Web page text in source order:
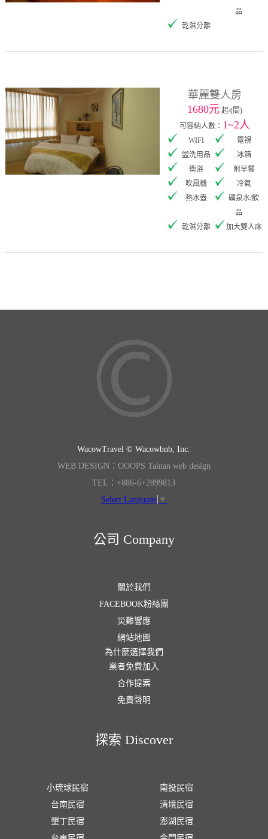
品
乾濕分離
華麗雙人房
1680元 起/(間)
可容納人數： 1~2人
WIFI
電視
盥洗用品
冰箱
衛浴
附早餐
吹風機
冷氣
熱水壺
礦泉水/飲
品
乾濕分離
加大雙人床
WacowTravel © Wacowbnb, Inc.
WEB DESIGN：OOOPS Tainan web design
TEL：+886-6+2899813
Select Language ▼
公司 Company
關於我們
FACEBOOK粉絲團
災難響應
網站地圖
為什麼選擇我們
業者免費加入
合作提案
免責聲明
探索 Discover
小琉球民宿
台南民宿
墾丁民宿
南投民宿
清境民宿
澎湖民宿